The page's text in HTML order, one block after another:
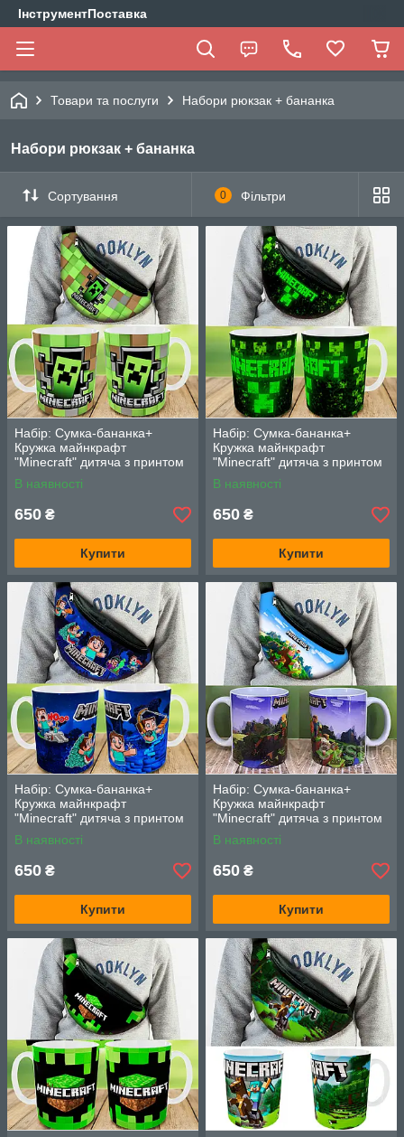
ІнструментПоставка
Товари та послуги Набори рюкзак + бананка
Набори рюкзак + бананка
Сортування 0 Фільтри
Набір: Сумка-бананка+
Кружка майнкрафт
"Minecraft" дитяча з принтом
(00124)
В наявності
650 ₴
Купити
Набір: Сумка-бананка+
Кружка майнкрафт
"Minecraft" дитяча з принтом
(00125)
В наявності
650 ₴
Купити
Набір: Сумка-бананка+
Кружка майнкрафт
"Minecraft" дитяча з принтом
(00126)
В наявності
650 ₴
Купити
Набір: Сумка-бананка+
Кружка майнкрафт
"Minecraft" дитяча з принтом
(00127)
В наявності
650 ₴
Купити